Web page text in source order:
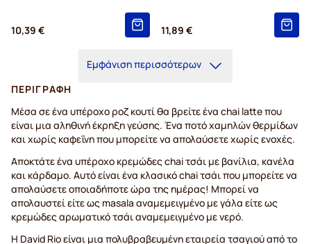
10,39 € 11,89 €
Εμφάνιση περισσότερων
ΠΕΡΙΓΡΑΦΉ
Μέσα σε ένα υπέροχο ροζ κουτί θα βρείτε ένα chai latte που
είναι μια αληθινή έκρηξη γεύσης. Ένα ποτό χαμηλών θερμίδων
και χωρίς καφεΐνη που μπορείτε να απολαύσετε χωρίς ενοχές.
Αποκτάτε ένα υπέροχο κρεμώδες chai τσάι με βανίλια, κανέλα
και κάρδαμο. Αυτό είναι ένα κλασικό chai τσάι που μπορείτε να
απολαύσετε οποιαδήποτε ώρα της ημέρας! Μπορεί να
απολαυστεί είτε ως masala αναμεμειγμένο με γάλα είτε ως
κρεμώδες αρωματικό τσάι αναμεμειγμένο με νερό.
Η David Rio είναι μια πολυβραβευμένη εταιρεία τσαγιού από το